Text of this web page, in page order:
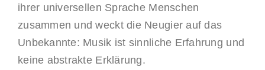
ihrer universellen Sprache Menschen
zusammen und weckt die Neugier auf das
Unbekannte: Musik ist sinnliche Erfahrung und
keine abstrakte Erklärung.